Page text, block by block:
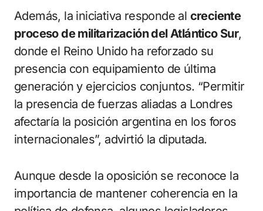
Además, la iniciativa responde al creciente
proceso de militarización del Atlántico Sur,
donde el Reino Unido ha reforzado su
presencia con equipamiento de última
generación y ejercicios conjuntos. “Permitir
la presencia de fuerzas aliadas a Londres
afectaría la posición argentina en los foros
internacionales”, advirtió la diputada.
Aunque desde la oposición se reconoce la
importancia de mantener coherencia en la